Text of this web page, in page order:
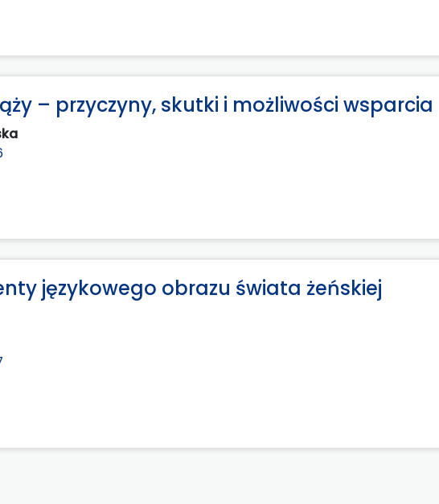
– przyczyny, skutki i możliwości wsparcia
językowego obrazu świata żeńskiej